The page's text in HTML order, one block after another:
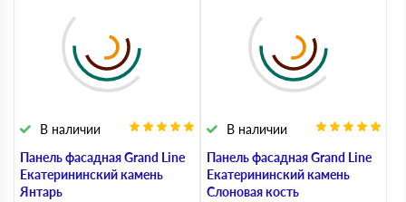
Панель фасадная Grand Line
Екатерининский камень
Янтарь
В наличии
Панель фасадная Grand Line
Екатерининский камень
Слоновая кость
В наличии